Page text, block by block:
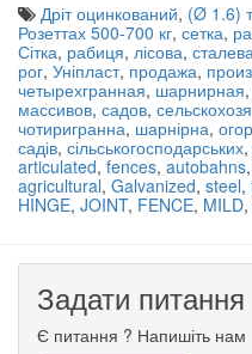
Дріт оцинкований, (Ø 1.6)
Розеттах 500-700 кг, сетка,
Сітка, рабиця, лісова,
рог, Уніпласт, продажа,
четырехгранная, шарнирная,
массивов, садов,
чотиригранна, шарнірна,
садів, сільськогосподарських,
articulated, fences, autobahns,
agricultural, Galvanized, steel,
HINGE, JOINT, FENCE, MILD,
Задати питання
Є питання ? Напишіть нам